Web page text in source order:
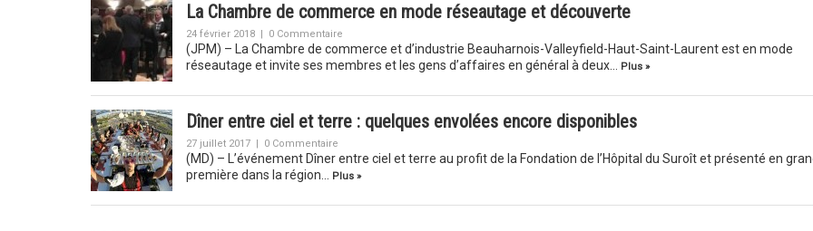
La Chambre de commerce en mode réseautage et découverte
24 février 2018 | 0 Commentaire
(JPM) – La Chambre de commerce et d’industrie Beauharnois-Valleyfield-Haut-Saint-Laurent est en mode
réseautage et invite ses membres et les gens d’affaires en général à deux…
Plus »
Dîner entre ciel et terre : quelques envolées encore disponibles
27 juillet 2017 | 0 Commentaire
(MD) – L’événement Dîner entre ciel et terre au profit de la Fondation de l’Hôpital du Suroît et présenté en
première dans la région…
Plus »